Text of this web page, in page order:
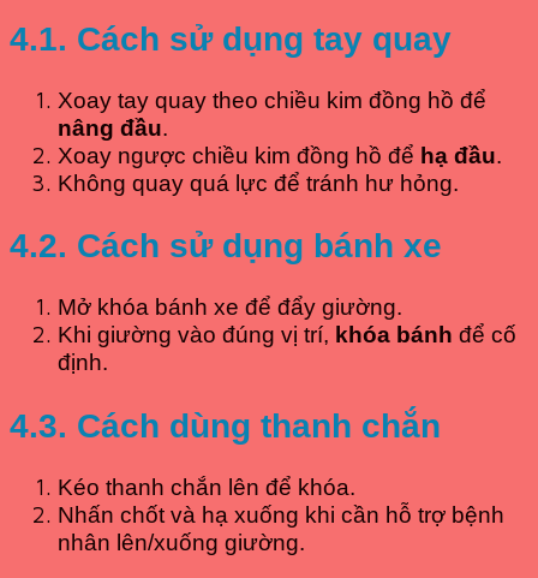
4.1. Cách sử dụng tay quay
Xoay tay quay theo chiều kim đồng hồ để
nâng đầu.
Xoay ngược chiều kim đồng hồ để hạ đầu.
Không quay quá lực để tránh hư hỏng.
4.2. Cách sử dụng bánh xe
Mở khóa bánh xe để đẩy giường.
Khi giường vào đúng vị trí, khóa bánh để cố
định.
4.3. Cách dùng thanh chắn
Kéo thanh chắn lên để khóa.
Nhấn chốt và hạ xuống khi cần hỗ trợ bệnh
nhân lên/xuống giường.